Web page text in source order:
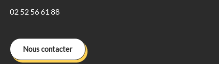
02 52 56 61 88
Nous contacter